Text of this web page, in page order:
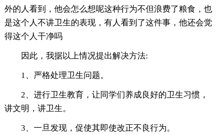
外的人看到，他会怎么想呢这种行为不但浪费了粮食，也
是这个人不讲卫生的表现，有人看到了这件事，他还会觉
得这个人干净吗
因此，我据以上情况提出解决方法:
1、严格处理卫生问题。
2、进行卫生教育，让同学们养成良好的卫生习惯，
讲文明，讲卫生。
3、一旦发现，促使其即使改正不良行为。